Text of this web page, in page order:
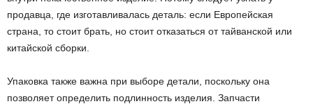
продавца, где изготавливалась деталь: если Европейская
страна, то стоит брать, но стоит отказаться от тайванской или
китайской сборки.
Упаковка также важна при выборе детали, поскольку она
позволяет определить подлинность изделия. Запчасти